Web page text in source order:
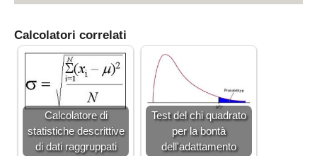
Calcolatori correlati
Calcolatore di
statistiche descrittive
di dati raggruppati
Test del chi quadrato
per la bontà
dell'adattamento